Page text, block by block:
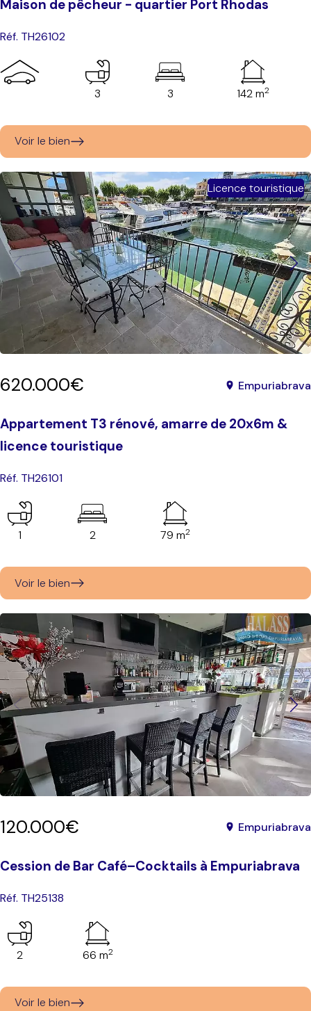
Maison de pêcheur - quartier Port Rhodas
Réf. TH26102
3 3 142 m2
Voir le bien
Licence touristique
620.000€ Empuriabrava
Appartement T3 rénové, amarre de 20x6m &
licence touristique
Réf. TH26101
1 2 79 m2
Voir le bien
120.000€ Empuriabrava
Cession de Bar Café–Cocktails à Empuriabrava
Réf. TH25138
2 66 m2
Voir le bien